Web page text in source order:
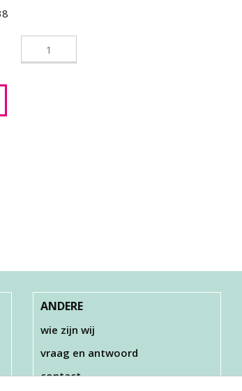
ANDERE
wie zijn wij
vraag en antwoord
contact